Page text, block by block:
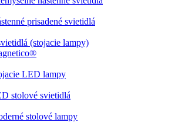
prisadené svietidlá
(stojacie lampy)
LED lampy
stolové svietidlá
stolové lampy